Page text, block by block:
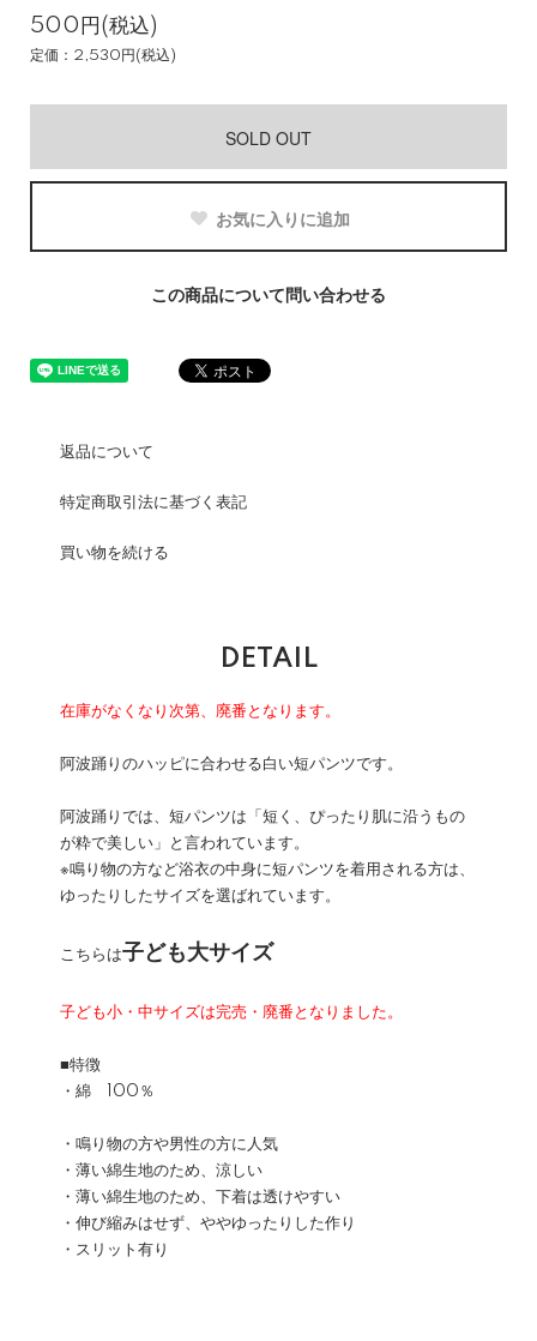
500円(税込)
定価：2,530円(税込)
SOLD OUT
お気に入りに追加
この商品について問い合わせる
返品について
特定商取引法に基づく表記
買い物を続ける
DETAIL
在庫がなくなり次第、廃番となります。
阿波踊りのハッピに合わせる白い短パンツです。
阿波踊りでは、短パンツは「短く、ぴったり肌に沿うもの
が粋で美しい」と言われています。
※鳴り物の方など浴衣の中身に短パンツを着用される方は、
ゆったりしたサイズを選ばれています。
こちらは子ども大サイズ
子ども小・中サイズは完売・廃番となりました。
■特徴
・綿 100％
・鳴り物の方や男性の方に人気
・薄い綿生地のため、涼しい
・薄い綿生地のため、下着は透けやすい
・伸び縮みはせず、ややゆったりした作り
・スリット有り